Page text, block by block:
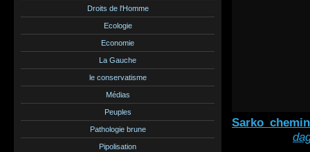
Droits de l'Homme
Ecologie
Economie
La Gauche
le conservatisme
Médias
Peuples
Pathologie brune
Pipolisation